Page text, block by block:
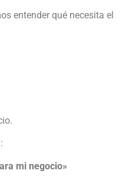
entender qué necesita el
mi negocio»